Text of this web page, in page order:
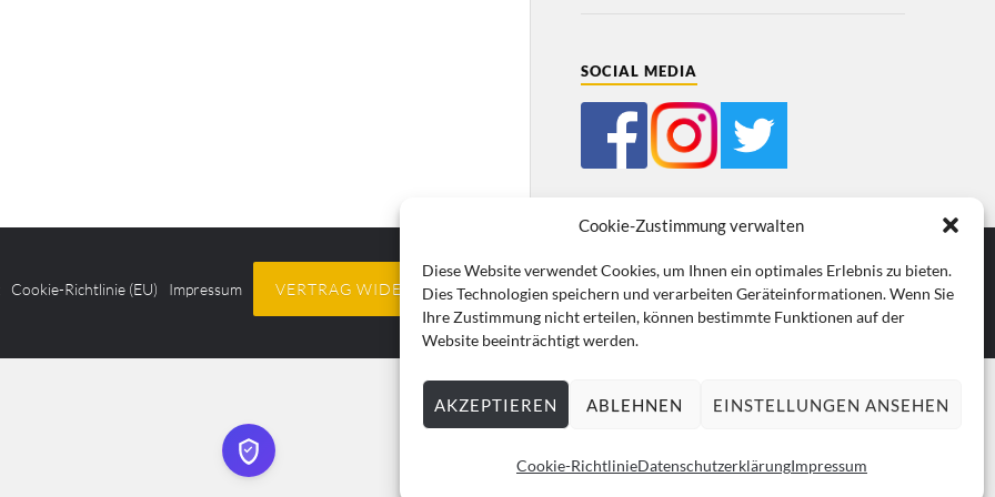
Cookie-Zustimmung verwalten
Diese Website verwendet Cookies, um Ihnen ein optimales Erlebnis zu bieten.
Dies Technologien speichern und verarbeiten Geräteinformationen. Wenn Sie
Ihre Zustimmung nicht erteilen, können bestimmte Funktionen auf der
Website beeinträchtigt werden.
AKZEPTIEREN ABLEHNEN EINSTELLUNGEN ANSEHEN
Cookie-RichtlinieDatenschutzerklärungImpressum
SOCIAL MEDIA
Cookie-Richtlinie (EU) Impressum VERTRAG WIDERRUFEN